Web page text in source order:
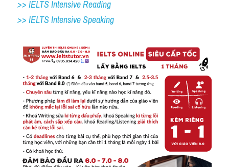
>> IELTS Intensive Reading
>> IELTS Intensive Speaking